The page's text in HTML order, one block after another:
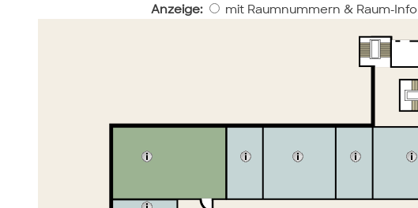
Anzeige:
mit Raumnummern & Raum-Info